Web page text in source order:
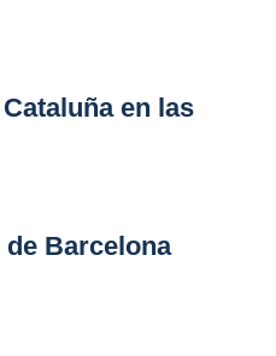
en las
Barcelona